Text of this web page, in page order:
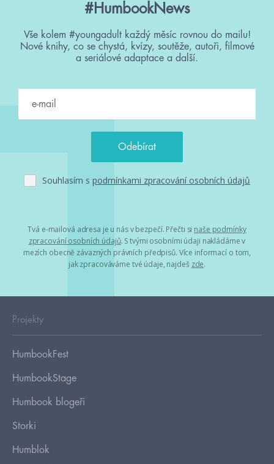
#HumbookNews
Vše kolem #youngadult každý měsíc rovnou do mailu!
Nové knihy, co se chystá, kvízy, soutěže, autoři, filmové
a seriálové adaptace a další.
Souhlasím s podmínkami zpracování osobních údajů
Tvá e-mailová adresa je u nás v bezpečí. Přečti si naše podmínky
zpracování osobních údajů. S tvými osobními údaji nakládáme v
mezích obecně závazných právních předpisů. Více informací o tom,
jak zpracováváme tvé údaje, najdeš zde.
Projekty
HumbookFest
HumbookStage
Humbook blogeři
Storki
Humblok